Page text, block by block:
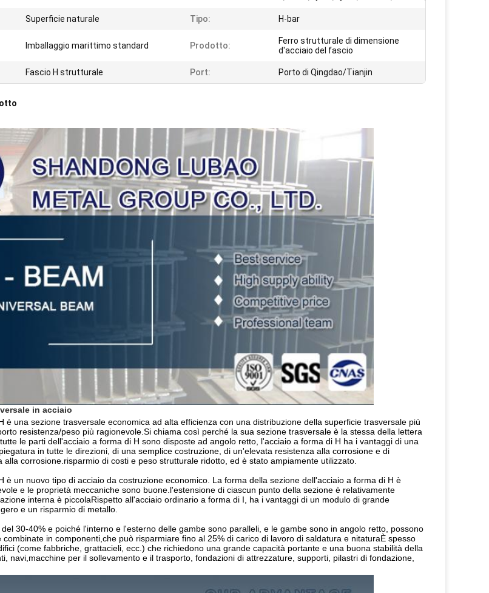
Superficie naturale Tipo: H-bar
Imballaggio marittimo standard Prodotto:
Ferro strutturale di dimensione
d'acciaio del fascio
Fascio H strutturale Port: Porto di Qingdao/Tianjin
in acciaio
è una sezione trasversale economica ad alta efficienza con una distribuzione della superficie trasversale più
resistenza/peso più ragionevole.Si chiama così perché la sua sezione trasversale è la stessa della lettera
le parti dell'acciaio a forma di H sono disposte ad angolo retto, l'acciaio a forma di H ha i vantaggi di una
in tutte le direzioni, di una semplice costruzione, di un'elevata resistenza alla corrosione e di
alla corrosione.risparmio di costi e peso strutturale ridotto, ed è stato ampiamente utilizzato.
è un nuovo tipo di acciaio da costruzione economico. La forma della sezione dell'acciaio a forma di H è
e le proprietà meccaniche sono buone.l'estensione di ciascun punto della sezione è relativamente
interna è piccolaRispetto all'acciaio ordinario a forma di I, ha i vantaggi di un modulo di grande
e un risparmio di metallo.
30-40% e poiché l'interno e l'esterno delle gambe sono paralleli, e le gambe sono in angolo retto, possono
combinate in componenti,che può risparmiare fino al 25% di carico di lavoro di saldatura e nitaturaÈ spesso
(come fabbriche, grattacieli, ecc.) che richiedono una grande capacità portante e una buona stabilità della
navi,macchine per il sollevamento e il trasporto, fondazioni di attrezzature, supporti, pilastri di fondazione,